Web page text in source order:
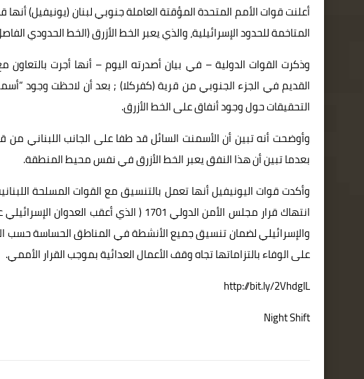
أعلنت قوات الأمم المتحدة المؤقتة العاملة جنوبي لبنان (يونيفيل)
المتاخمة للحدود الإسرائيلية، والذي يعبر الخط الأزرق (الخط الحدودي
وذكرت القوات الدولية – في بيان أصدرته اليوم – أنها أجرت
القديم في الجزء الجنوبي من قرية (كفركلا) ; بعد أن لاحظت وجود
التحقيقات حول وجود أنفاق على الخط الأزرق.
وأوضحت أنه تبين أن الأسمنت السائل قد طفا على الجانب
بعدما تبين أن هذا النفق يعبر الخط الأزرق في نفس محيط المنطقة.
وأكدت قوات اليونيفيل أنها تعمل بالتنسيق مع القوات المسلحة
والإسرائيلي لضمان تنسيق جميع الأنشطة في المناطق الحساسة حسب
على الوفاء بالتزاماتها تجاه وقف الأعمال العدائية بموجب القرار الأممي.
http://bit.ly/2VhdglL
Night Shift